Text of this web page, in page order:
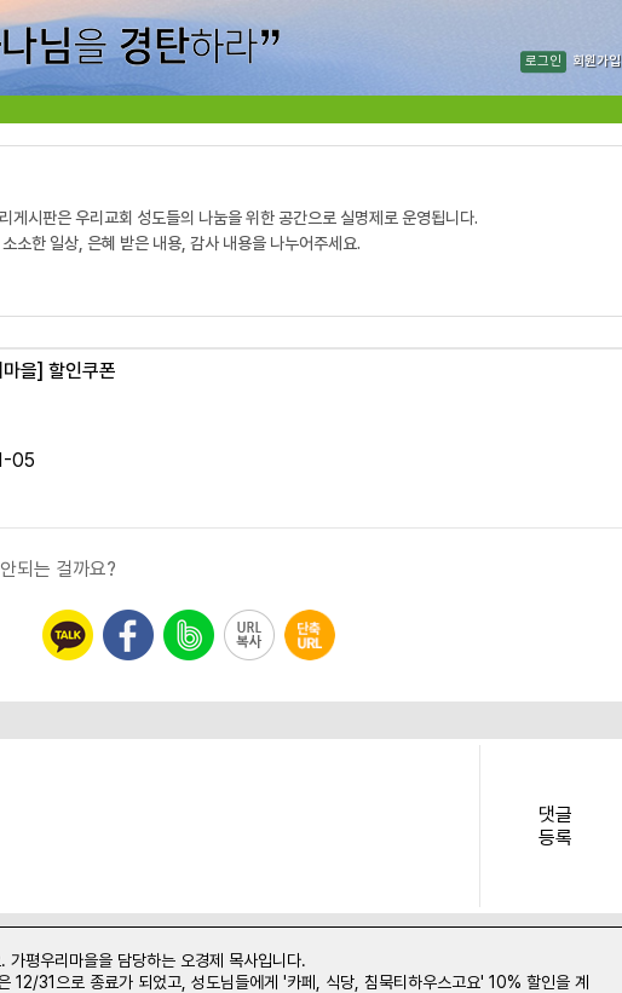
로그인 회원가입
게시판은 우리교회 성도들의 나눔을 위한 공간으로 실명제로 운영됩니다.
소한 일상, 은혜 받은 내용, 감사 내용을 나누어주세요.
을] 할인쿠폰
05
되는 걸까요?
댓글
등록
가평우리마을을 담당하는 오경제 목사입니다.
12/31으로 종료가 되었고, 성도님들에게 '카페, 식당, 침묵티하우스고요' 10% 할인을 계